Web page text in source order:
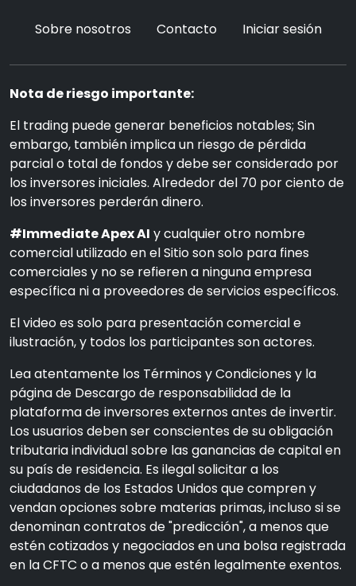
Sobre nosotros Contacto Iniciar sesión
Nota de riesgo importante:
El trading puede generar beneficios notables; Sin
embargo, también implica un riesgo de pérdida
parcial o total de fondos y debe ser considerado por
los inversores iniciales. Alrededor del 70 por ciento de
los inversores perderán dinero.
#Immediate Apex AI y cualquier otro nombre
comercial utilizado en el Sitio son solo para fines
comerciales y no se refieren a ninguna empresa
específica ni a proveedores de servicios específicos.
El video es solo para presentación comercial e
ilustración, y todos los participantes son actores.
Lea atentamente los Términos y Condiciones y la
página de Descargo de responsabilidad de la
plataforma de inversores externos antes de invertir.
Los usuarios deben ser conscientes de su obligación
tributaria individual sobre las ganancias de capital en
su país de residencia. Es ilegal solicitar a los
ciudadanos de los Estados Unidos que compren y
vendan opciones sobre materias primas, incluso si se
denominan contratos de "predicción", a menos que
estén cotizados y negociados en una bolsa registrada
en la CFTC o a menos que estén legalmente exentos.